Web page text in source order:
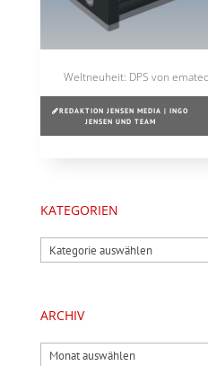
Weltneuheit: DPS von
REDAKTION JENSEN MEDIA | INGO
JENSEN UND TEAM
KATEGORIEN
Kategorien
ARCHIV
Archiv